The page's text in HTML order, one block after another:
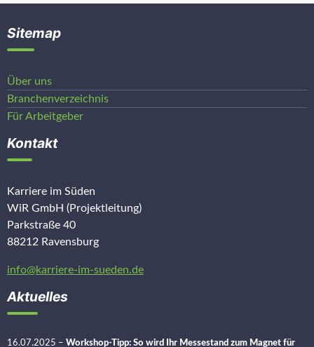
Sitemap
Über uns
Branchenverzeichnis
Für Arbeitgeber
Kontakt
Karriere im Süden
WiR GmbH (Projektleitung)
Parkstraße 40
88212 Ravensburg
info@karriere-im-sueden.de
Aktuelles
16.07.2025 – Workshop-Tipp: So wird Ihr Messestand zum Magnet für